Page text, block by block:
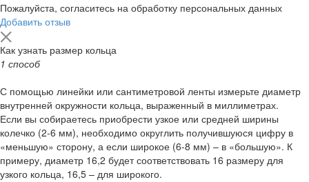
Пожалуйста, согласитесь на обработку персональных данных
Добавить отзыв
Как узнать размер кольца
1 способ
С помощью линейки или сантиметровой ленты измерьте диаметр
внутренней окружности кольца, выраженный в миллиметрах.
Если вы собираетесь приобрести узкое или средней ширины
колечко (2-6 мм), необходимо округлить получившуюся цифру в
«меньшую» сторону, а если широкое (6-8 мм) – в «большую». К
примеру, диаметр 16,2 будет соответствовать 16 размеру для
узкого кольца, 16,5 – для широкого.